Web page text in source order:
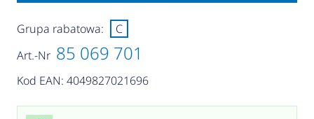
Art.-Nr 85 069 701
Kod EAN: 4049827021696
Grupa rabatowa: C